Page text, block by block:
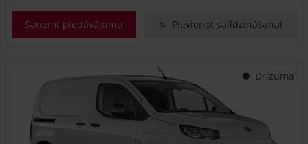
Saņemt piedāvājumu Pievienot salīdzināšanai
Drīzumā